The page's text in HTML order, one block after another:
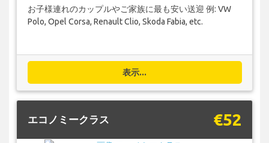
お子様連れのカップルやご家族に最も安い送迎 例: VW
Polo, Opel Corsa, Renault Clio, Skoda Fabia, etc.
表示...
エコノミークラス €52